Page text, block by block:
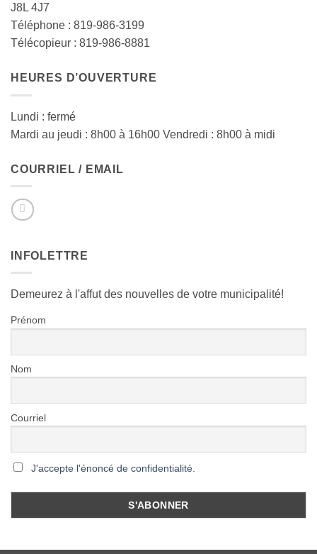
J8L 4J7
Téléphone : 819-986-3199
Télécopieur : 819-986-8881
HEURES D’OUVERTURE
Lundi : fermé
Mardi au jeudi : 8h00 à 16h00 Vendredi : 8h00 à midi
COURRIEL / EMAIL
INFOLETTRE
Demeurez à l'affut des nouvelles de votre municipalité!
Prénom
Nom
Courriel
J'accepte l'énoncé de confidentialité.